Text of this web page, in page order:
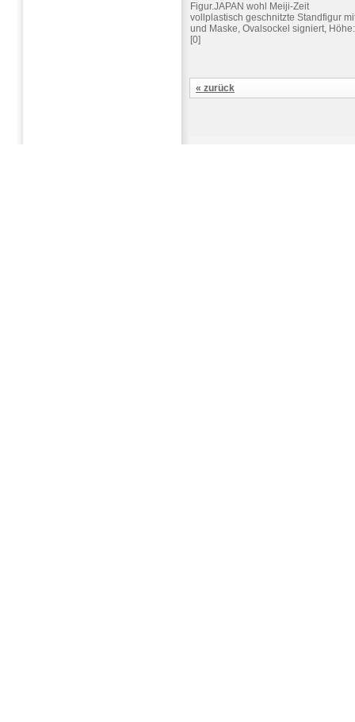
Figur.JAPAN wohl Meiji-Zeit
vollplastisch geschnitzte Standfigur
und Maske, Ovalsockel signiert,
[0]
« zurück